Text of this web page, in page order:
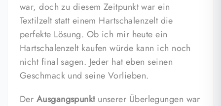
war, doch zu diesem Zeitpunkt war ein
Textilzelt statt einem Hartschalenzelt die
perfekte Lösung. Ob ich mir heute ein
Hartschalenzelt kaufen würde kann ich noch
nicht final sagen. Jeder hat eben seinen
Geschmack und seine Vorlieben.
Der Ausgangspunkt unserer Überlegungen war